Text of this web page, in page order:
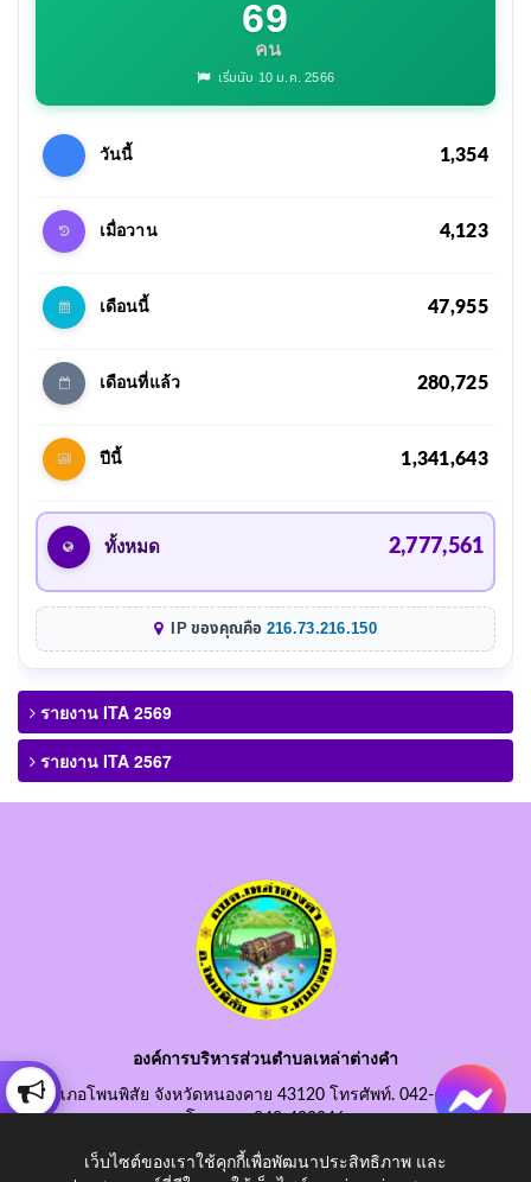
69
คน
เริ่มนับ 10 ม.ค. 2566
วันนี้ 1,354
เมื่อวาน 4,123
เดือนนี้ 47,955
เดือนที่แล้ว 280,725
ปีนี้ 1,341,643
ทั้งหมด 2,777,561
IP ของคุณคือ 216.73.216.150
รายงาน ITA 2569
รายงาน ITA 2567
องค์การบริหารส่วนตำบลเหล่าต่างคำ
อำเภอโพนพิสัย จังหวัดหนองคาย 43120 โทรศัพท์. 042-490845
โทรสาร. 042-490846
อีเมลกลาง. saraban@laotangkham.go.th
เว็บไซต์ของเราใช้คุกกี้เพื่อพัฒนาประสิทธิภาพ และ